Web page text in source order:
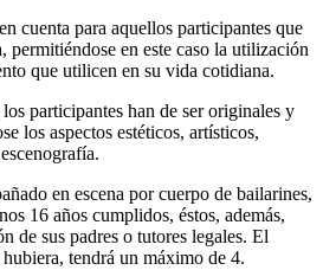
cuenta para aquellos participantes que
permitiéndose en este caso la utilización
que utilicen en su vida cotidiana.
participantes han de ser originales y
los aspectos estéticos, artísticos,
en escena por cuerpo de bailarines,
16 años cumplidos, éstos, además,
de sus padres o tutores legales. El
tendrá un máximo de 4.